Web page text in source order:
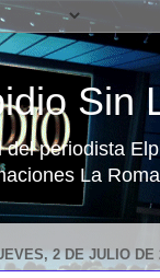
Sin
del periodista
La
2 DE JULIO DE